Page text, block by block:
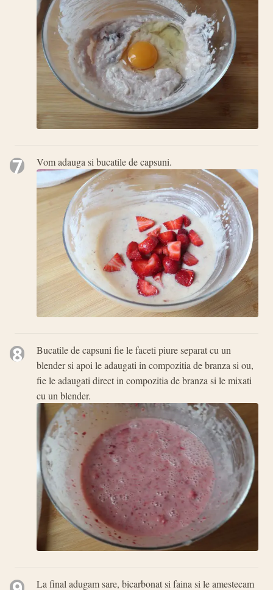
7 Vom adauga si bucatile de capsuni.
8
Bucatile de capsuni fie le faceti piure separat cu un
blender si apoi le adaugati in compozitia de branza si ou,
fie le adaugati direct in compozitia de branza si le mixati
cu un blender.
La final adugam sare, bicarbonat si faina si le amestecam